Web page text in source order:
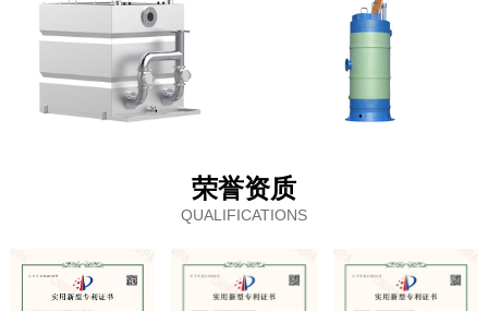
荣誉资质
QUALIFICATIONS